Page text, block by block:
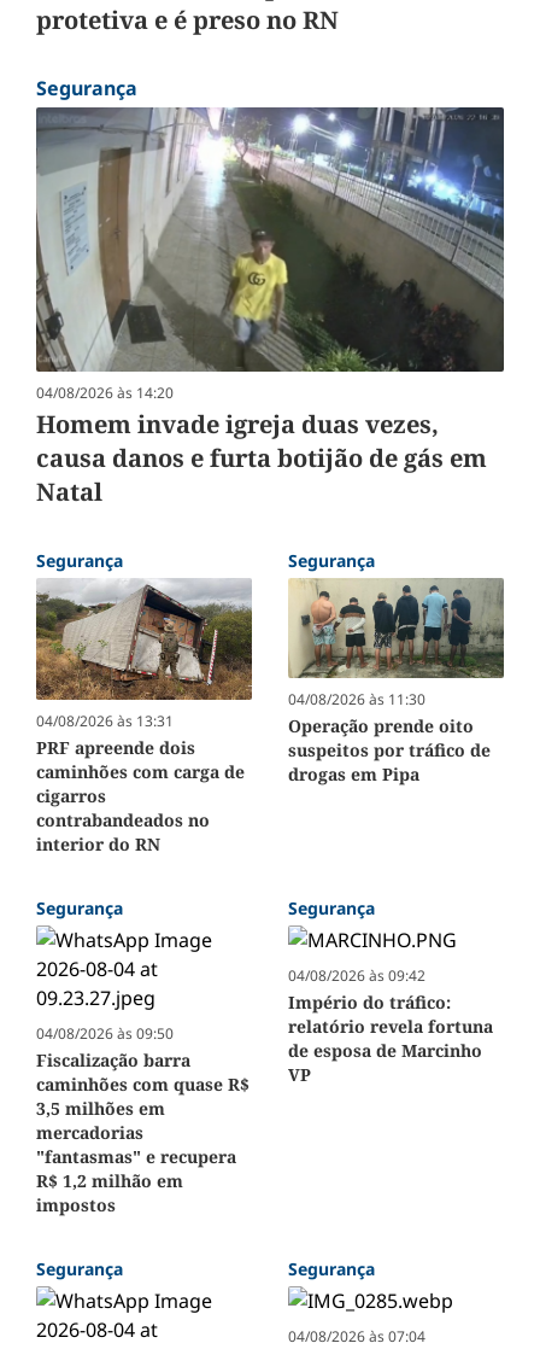
protetiva e é preso no RN
Segurança
04/08/2026 às 14:20
Homem invade igreja duas vezes,
causa danos e furta botijão de gás em
Natal
Segurança
04/08/2026 às 13:31
PRF apreende dois
caminhões com carga de
cigarros
contrabandeados no
interior do RN
Segurança
04/08/2026 às 11:30
Operação prende oito
suspeitos por tráfico de
drogas em Pipa
Segurança
04/08/2026 às 09:50
Fiscalização barra
caminhões com quase R$
3,5 milhões em
mercadorias
"fantasmas" e recupera
R$ 1,2 milhão em
impostos
Segurança
04/08/2026 às 09:42
Império do tráfico:
relatório revela fortuna
de esposa de Marcinho
VP
Segurança Segurança
04/08/2026 às 07:04